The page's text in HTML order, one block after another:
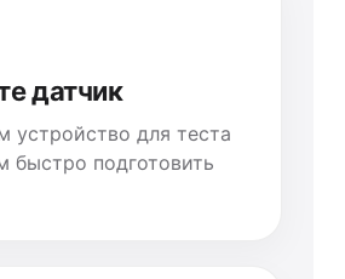
датчик
устройство для теста
быстро подготовить